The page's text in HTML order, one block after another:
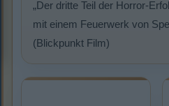
„Der dritte Teil der Horror-
mit einem Feuerwerk von
(Blickpunkt Film)